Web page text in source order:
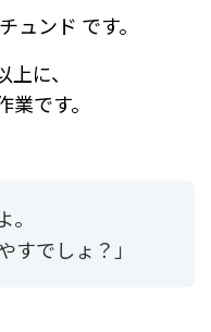
n
a
ュンド です。
に、
です。
すでしょ？」